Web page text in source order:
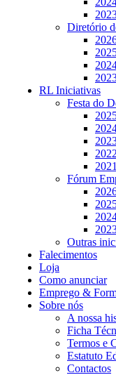
Diretório
RL Iniciativas
Festa do
2022
2021
Fórum
Outras
Falecimentos
Loja
Como anunciar
Emprego &
Sobre nós
A nossa
Ficha
Termos e
Estatuto
Contactos